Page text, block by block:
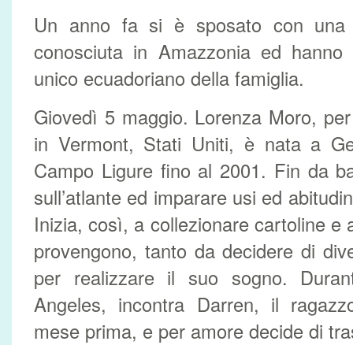
Un anno fa si è sposato con una
conosciuta in Amazzonia ed
unico ecuadoriano della famiglia.
Giovedì 5 maggio. Lorenza Moro,
in Vermont, Stati Uniti, è nata a
Campo Ligure fino al 2001. Fin da
sull’atlante ed imparare usi ed
Inizia, così, a collezionare cartoline e
provengono, tanto da decidere di
per realizzare il suo sogno.
Angeles, incontra Darren, il
mese prima, e per amore decide di